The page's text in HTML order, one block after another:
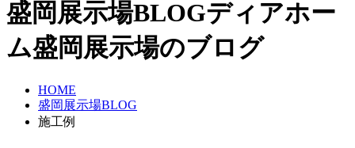
盛岡展示場BLOGディアホー
ム盛岡展示場のブログ
HOME
盛岡展示場BLOG
施工例